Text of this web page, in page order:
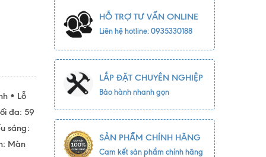
• Lỗ
đa: 59
sáng:
Màn
HỖ TRỢ TƯ VẤN ONLINE
Liên hệ hotline: 0935330188
LẮP ĐẶT CHUYÊN NGHIỆP
Bảo hành nhanh gọn
SẢN PHẨM CHÍNH HÃNG
Cam kết sản phẩm chính hãng